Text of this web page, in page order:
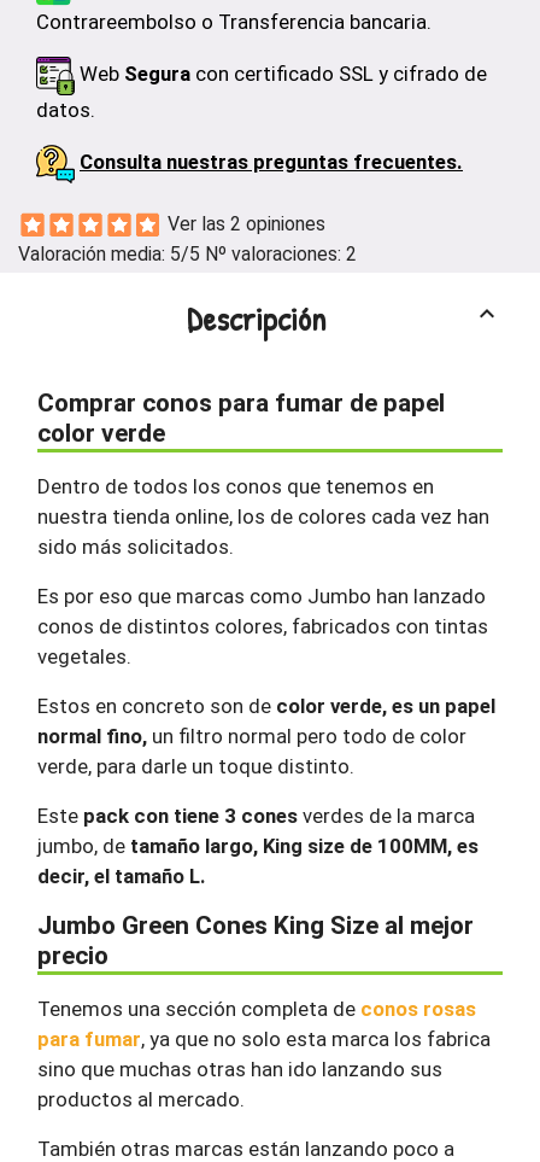
Contrareembolso o Transferencia bancaria.
Web Segura con certificado SSL y cifrado de
datos.
Consulta nuestras preguntas frecuentes.
Ver las 2 opiniones
Valoración media: 5/5 Nº valoraciones: 2
Descripción keyboard_arrow_up
Comprar conos para fumar de papel
color verde
Dentro de todos los conos que tenemos en
nuestra tienda online, los de colores cada vez han
sido más solicitados.
Es por eso que marcas como Jumbo han lanzado
conos de distintos colores, fabricados con tintas
vegetales.
Estos en concreto son de color verde, es un papel
normal fino, un filtro normal pero todo de color
verde, para darle un toque distinto.
Este pack con tiene 3 cones verdes de la marca
jumbo, de tamaño largo, King size de 100MM, es
decir, el tamaño L.
Jumbo Green Cones King Size al mejor
precio
Tenemos una sección completa de conos rosas
para fumar, ya que no solo esta marca los fabrica
sino que muchas otras han ido lanzando sus
productos al mercado.
También otras marcas están lanzando poco a